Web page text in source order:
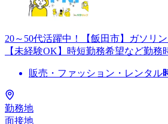
20～50代活躍中！【飯田市】ガソリ
【未経験OK】時短勤務希望など勤
販売・ファッション・レンタル
勤務地
面接地